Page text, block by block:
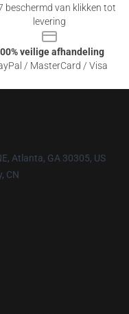
beschermd van klikken tot
levering
veilige afhandeling
/ MasterCard / Visa
Atlanta, GA 30305, US
CN